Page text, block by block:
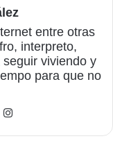
entre otras
interpreto,
viviendo y
para que no
Pinterest